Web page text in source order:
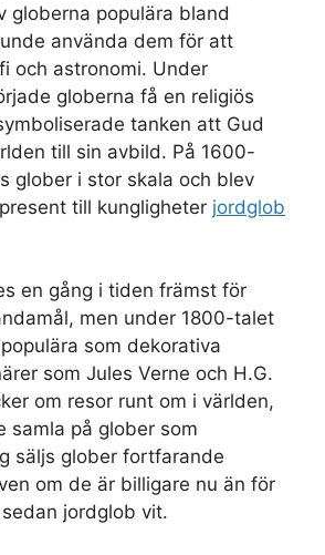
globerna populära bland
använda dem för att
och astronomi. Under
globerna få en religiös
tanken att Gud
till sin avbild. På 1600-
glober i stor skala och blev
till kungligheter jordglob
en gång i tiden främst för
men under 1800-talet
som dekorativa
som Jules Verne och H.G.
om resor runt om i världen,
samla på glober som
säljs glober fortfarande
om de är billigare nu än för
jordglob vit.